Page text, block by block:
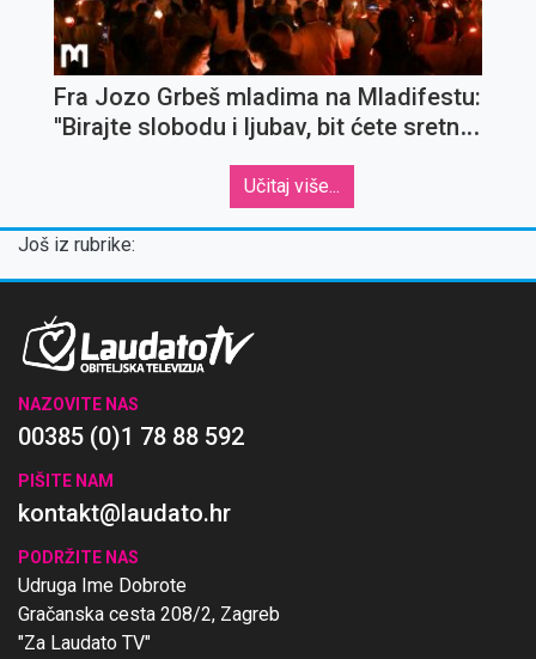
Fra Jozo Grbeš mladima na Mladifestu:
''Birajte slobodu i ljubav, bit ćete sretni
Učitaj više...
Još iz rubrike:
NAZOVITE NAS
00385 (0)1 78 88 592
PIŠITE NAM
kontakt@laudato.hr
PODRŽITE NAS
Udruga Ime Dobrote
Gračanska cesta 208/2, Zagreb
"Za Laudato TV"